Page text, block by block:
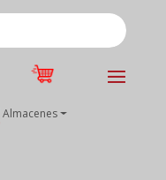
Almacenes